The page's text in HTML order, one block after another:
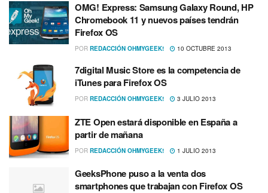
OMG! Express: Samsung Galaxy Round, HP
Chromebook 11 y nuevos paí­ses tendrán
Firefox OS
POR REDACCIÓN OHMYGEEK! 10 OCTUBRE 2013
7digital Music Store es la competencia de
iTunes para Firefox OS
POR REDACCIÓN OHMYGEEK! 3 JULIO 2013
ZTE Open estará disponible en España a
partir de mañana
POR REDACCIÓN OHMYGEEK! 1 JULIO 2013
GeeksPhone puso a la venta dos
smartphones que trabajan con Firefox OS